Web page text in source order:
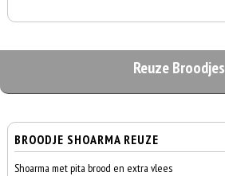
Reuze Broodjes
BROODJE SHOARMA REUZE
Shoarma met pita brood en extra vlees